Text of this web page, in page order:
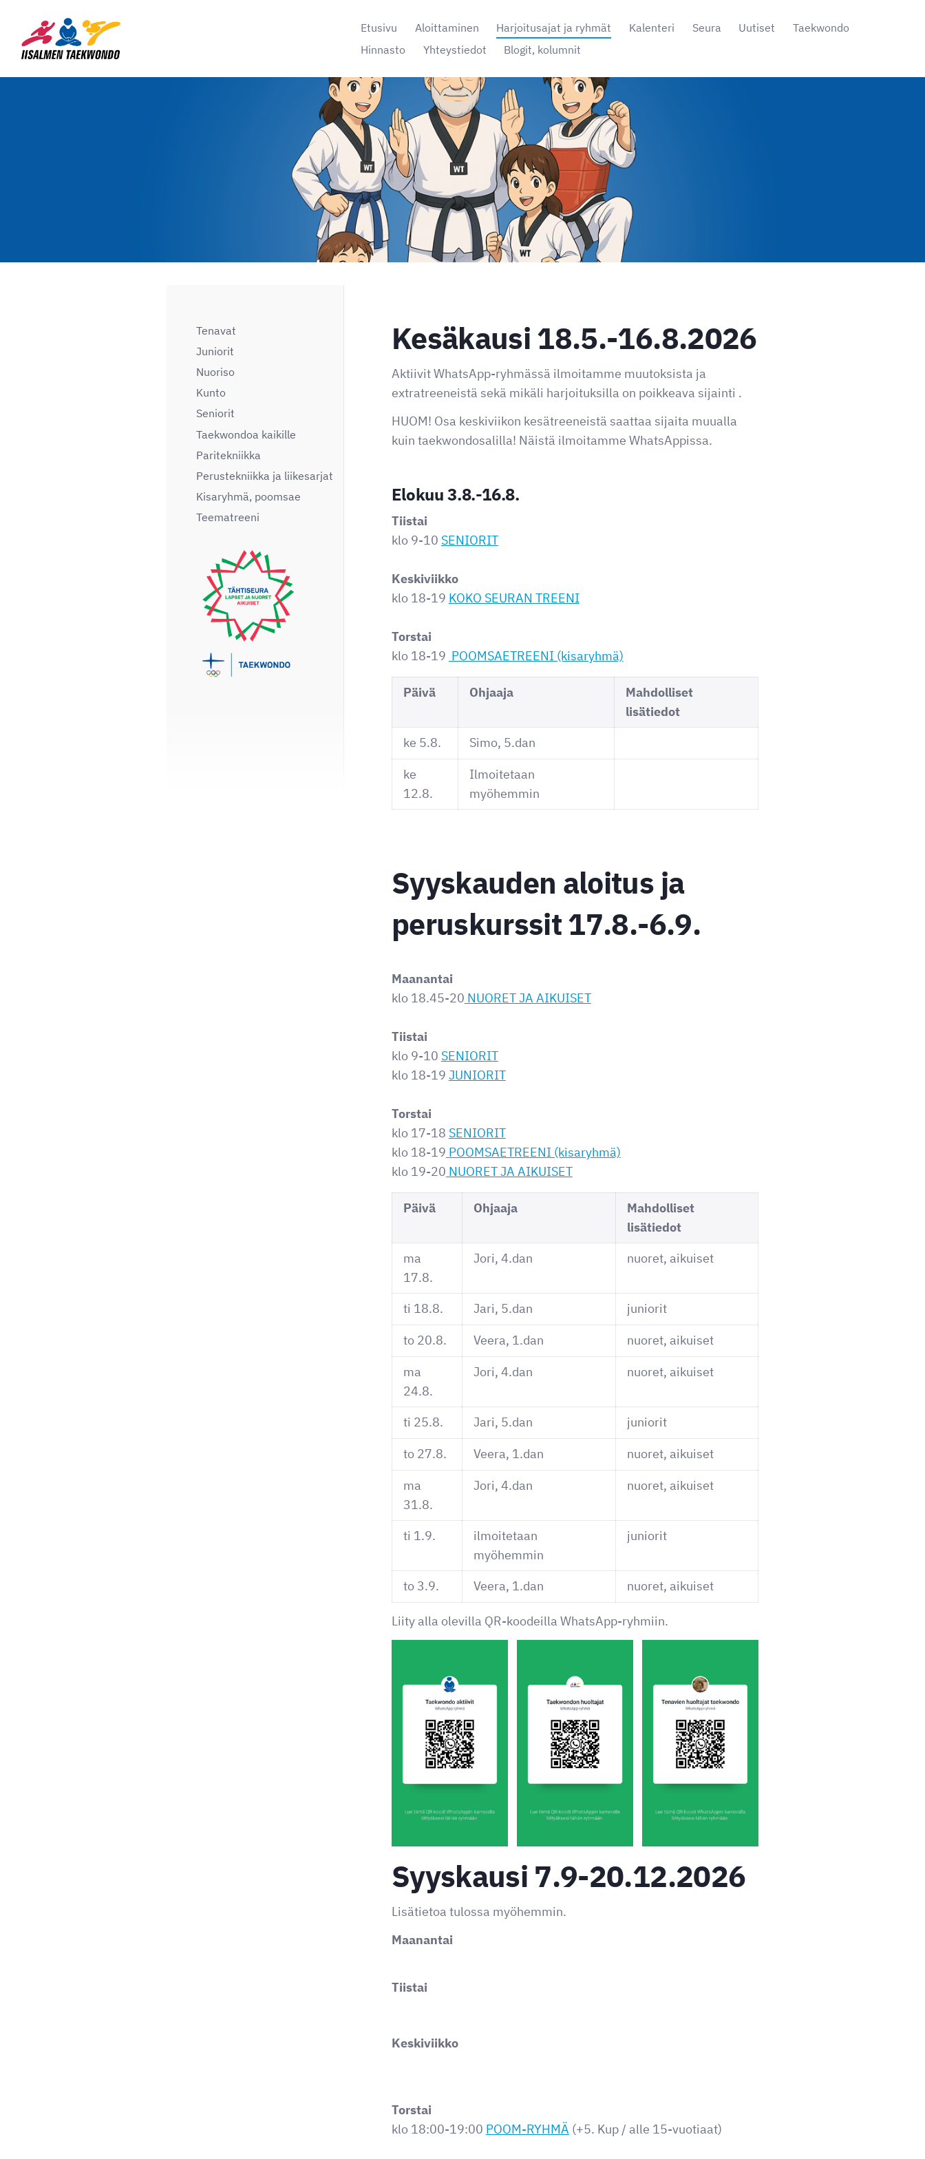
sivun
sisältöön
Iisalmen Taekwondo Ry
Etusivu Aloittaminen Harjoitusajat ja ryhmät Kalenteri Seura Uutiset
Taekwondo
Hinnasto
Yhteystiedot Blogit, kolumnit
Tenavat
Juniorit
Nuoriso
Kunto
Seniorit
Taekwondoa kaikille
Paritekniikka
Perustekniikka ja liikesarjat
Kisaryhmä, poomsae
Teematreeni
Kesäkausi 18.5.-16.8.2026
Aktiivit WhatsApp-ryhmässä ilmoitamme muutoksista ja
extratreeneistä sekä mikäli harjoituksilla on poikkeava sijainti .
HUOM! Osa keskiviikon kesätreeneistä saattaa sijaita muualla
kuin taekwondosalilla! Näistä ilmoitamme WhatsAppissa.
Elokuu 3.8.-16.8.
Tiistai
klo 9-10 SENIORIT
Keskiviikko
klo 18-19 KOKO SEURAN TREENI
Torstai
klo 18-19 POOMSAETREENI (kisaryhmä)
Päivä Ohjaaja
Mahdolliset
lisätiedot
ke 5.8.
Simo, 5.dan
ke
12.8.
Ilmoitetaan
myöhemmin
Syyskauden aloitus ja
peruskurssit 17.8.-6.9.
Maanantai
klo 18.45-20 NUORET JA AIKUISET
Tiistai
klo 9-10 SENIORIT
klo 18-19 JUNIORIT
Torstai
klo 17-18 SENIORIT
klo 18-19 POOMSAETREENI (kisaryhmä)
klo 19-20 NUORET JA AIKUISET
Päivä Ohjaaja
Mahdolliset
lisätiedot
ma
17.8.
Jori, 4.dan nuoret, aikuiset
ti 18.8. Jari, 5.dan
juniorit
to 20.8.
Veera, 1.dan
nuoret, aikuiset
ma
24.8.
Jori, 4.dan nuoret, aikuiset
ti 25.8. Jari, 5.dan
juniorit
to 27.8.
Veera, 1.dan
nuoret, aikuiset
ma
31.8.
Jori, 4.dan nuoret, aikuiset
ti 1.9.
ilmoitetaan
myöhemmin
juniorit
to 3.9. Veera, 1.dan nuoret, aikuiset
Liity alla olevilla QR-koodeilla WhatsApp-ryhmiin.
Syyskausi 7.9-20.12.2026
Lisätietoa tulossa myöhemmin.
Maanantai
Tiistai
Keskiviikko
Torstai
klo 18:00-19:00 POOM-RYHMÄ (+5. Kup / alle 15-vuotiaat)